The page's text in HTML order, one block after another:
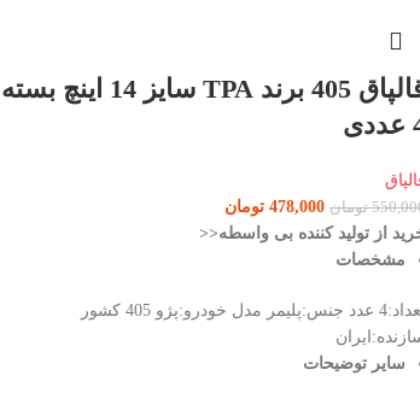
قالپاق 405 برند TPA سایز 14 اینچ بسته
تومان 478,000 تومان
از تولید کننده بی واسطه<<
مشخصات
تعداد:4 عدد جنس:پلیمر مدل خودرو:پژو 405 کشور
سایر توضیحات